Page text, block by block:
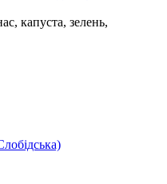
капуста, зелень,